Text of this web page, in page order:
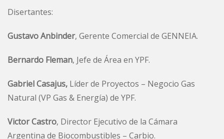
Disertantes:
Gustavo Anbinder, Gerente Comercial de GENNEIA.
Bernardo Fleman, Jefe de Área en YPF.
Gabriel Casajus, Líder de Proyectos – Negocio Gas
Natural (VP Gas & Energía) de YPF.
Victor Castro, Director Ejecutivo de la Cámara
Argentina de Biocombustibles – Carbio.